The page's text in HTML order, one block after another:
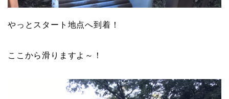
やっとスタート地点へ到着！
ここから滑りますよ～！